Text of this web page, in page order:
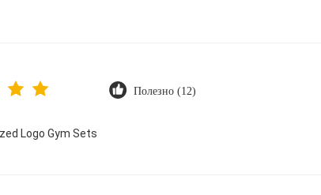
Полезно (12)
Logo Gym Sets